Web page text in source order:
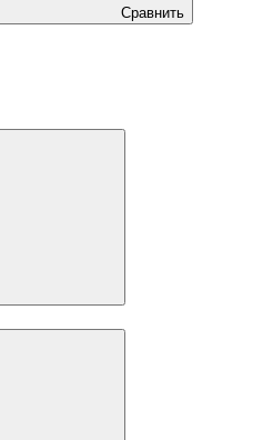
Сравнить